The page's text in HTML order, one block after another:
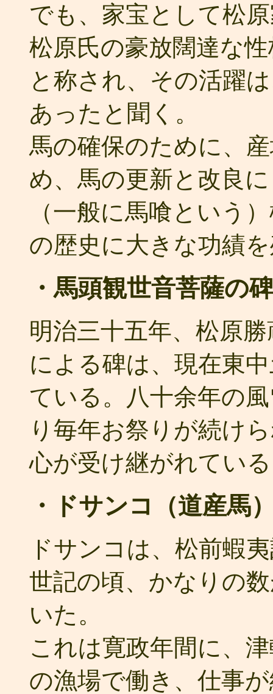
でも、家宝として松
松原氏の豪放闊達な
と称され、その活躍
あったと聞く。
馬の確保のために、
め、馬の更新と改良
（一般に馬喰という
の歴史に大きな功績
・馬頭観世音菩薩の碑
明治三十五年、松原
による碑は、現在東
ている。八十余年の
り毎年お祭りが続け
心が受け継がれてい
・ドサンコ（道産馬
ドサンコは、松前蝦
世記の頃、かなりの
いた。
これは寛政年間に、
の漁場で働き、仕事